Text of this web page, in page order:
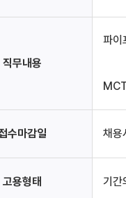
직무내용
파이
수마감일 채용
고용형태 기간